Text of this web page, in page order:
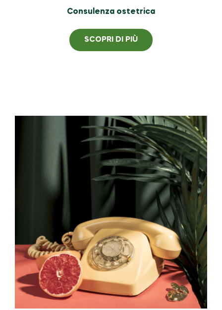
Consulenza ostetrica
SCOPRI DI PIÙ